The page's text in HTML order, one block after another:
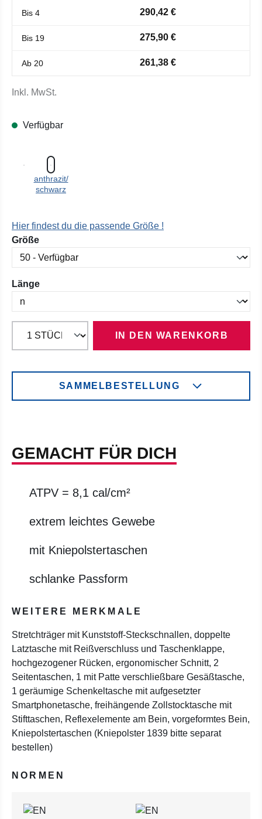
Bis 4 290,42 €
Bis 19 275,90 €
Ab 20 261,38 €
Inkl. MwSt.
Verfügbar
anthrazit/
schwarz
Hier findest du die passende Größe !
Größeauswählen
Längeauswählen
IN DEN WARENKORB
SAMMELBESTELLUNG
GEMACHT FÜR DICH
ATPV = 8,1 cal/cm²
extrem leichtes Gewebe
mit Kniepolstertaschen
schlanke Passform
WEITERE MERKMALE
Stretchträger mit Kunststoff-Steckschnallen, doppelte
Latztasche mit Reißverschluss und Taschenklappe,
hochgezogener Rücken, ergonomischer Schnitt, 2
Seitentaschen, 1 mit Patte verschließbare Gesäßtasche,
1 geräumige Schenkeltasche mit aufgesetzter
Smartphonetasche, freihängende Zollstocktasche mit
Stifttaschen, Reflexelemente am Bein, vorgeformtes Bein,
Kniepolstertaschen (Kniepolster 1839 bitte separat
bestellen)
NORMEN